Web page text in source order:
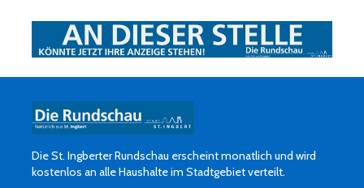
Die St. Ingberter Rundschau erscheint monatlich und wird
kostenlos an alle Haushalte im Stadtgebiet verteilt.